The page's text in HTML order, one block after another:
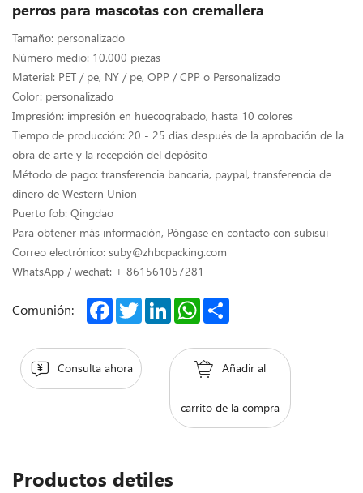
perros para mascotas con cremallera
Tamaño: personalizado
Número medio: 10.000 piezas
Material: PET / pe, NY / pe, OPP / CPP o Personalizado
Color: personalizado
Impresión: impresión en huecograbado, hasta 10 colores
Tiempo de producción: 20 - 25 días después de la aprobación de la
obra de arte y la recepción del depósito
Método de pago: transferencia bancaria, paypal, transferencia de
dinero de Western Union
Puerto fob: Qingdao
Para obtener más información, Póngase en contacto con subisui
Correo electrónico: suby@zhbcpacking.com
WhatsApp / wechat: + 861561057281
Comunión: FacebookTwitterLinkedInWhatsApp
Consulta ahora Añadir al
carrito de la compra
Productos detiles